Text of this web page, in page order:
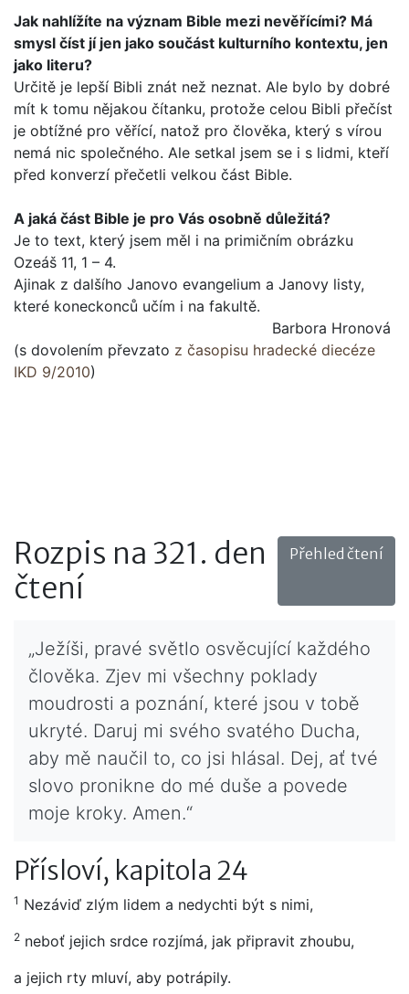
Jak nahlížíte na význam Bible mezi nevěřícími? Má
smysl číst jí jen jako součást kulturního kontextu, jen
jako lite­ru?
Určitě je lepší Bibli znát než neznat. Ale bylo by dobré
mít k tomu nějakou čítanku, protože celou Bibli přečíst
je obtížné pro věřící, natož pro člověka, který s vírou
nemá nic společ­ného. Ale setkal jsem se i s lidmi, kteří
před konverzí přečetli velkou část Bible.
A jaká část Bible je pro Vás osobně důležitá?
Je to text, který jsem měl i na primičním obrázku
Ozeáš 11, 1 – 4.
Ajinak z dalšího Janovo evangelium a Janovy listy,
které koneckonců učím i na fakultě.
Barbora Hronová
(s dovolením převzato z časopisu hradecké diecéze
IKD 9/2010)
Rozpis na 321. den
čtení
Přehled čtení
„Ježíši, pravé světlo osvěcující každého
člověka. Zjev mi všechny poklady
moudrosti a poznání, které jsou v tobě
ukryté. Daruj mi svého svatého Ducha,
aby mě naučil to, co jsi hlásal. Dej, ať tvé
slovo pronikne do mé duše a povede
moje kroky. Amen.“
Přísloví, kapitola 24
1 Nezáviď zlým lidem a nedychti být s nimi,
2 neboť jejich srdce rozjímá, jak připravit zhoubu,
a jejich rty mluví, aby potrápily.